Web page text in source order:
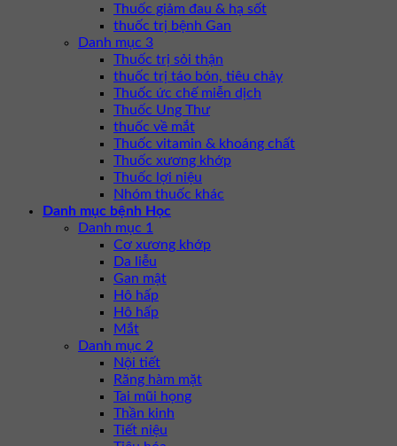
Thuốc giảm đau & hạ sốt
thuốc trị bệnh Gan
Danh mục 3
Thuốc trị sỏi thận
thuốc trị táo bón, tiêu chảy
Thuốc ức chế miễn dịch
Thuốc Ung Thư
thuốc về mắt
Thuốc vitamin & khoáng chất
Thuốc xương khớp
Thuốc lợi niệu
Nhóm thuốc khác
Danh mục bệnh Học
Danh mục 1
Cơ xương khớp
Da liễu
Gan mật
Hô hấp
Hô hấp
Mắt
Danh mục 2
Nội tiết
Răng hàm mặt
Tai mũi họng
Thần kinh
Tiết niệu